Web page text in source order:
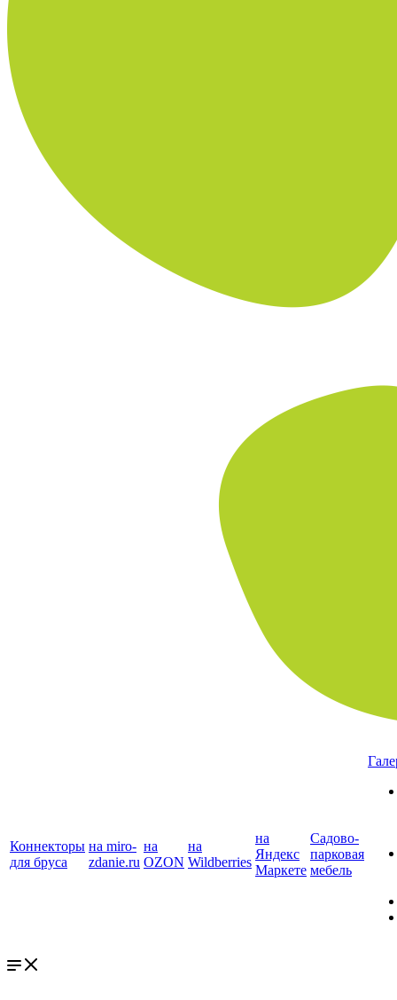
Коннекторы
для бруса
на miro-
zdanie.ru
на
OZON
на
Wildberries
на
Яндекс
Маркете
Садово-
парковая
мебель